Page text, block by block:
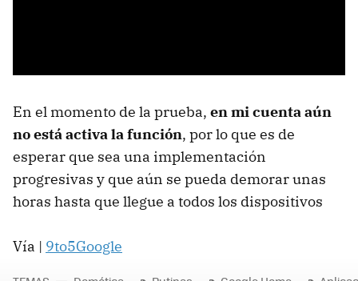
En el momento de la prueba, en mi cuenta aún
no está activa la función, por lo que es de
esperar que sea una implementación
progresivas y que aún se pueda demorar unas
horas hasta que llegue a todos los dispositivos
Vía | 9to5Google